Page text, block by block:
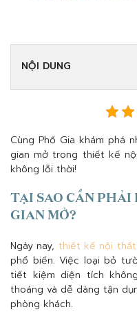
NỘI DUNG
Cùng Phố Gia khám phá
gian mở trong thiết kế
không lỗi thời!
TẠI SAO CẦN PHẢI
GIAN MỞ?
Ngày nay, thiết kế nội
phổ biến. Việc loại bỏ
tiết kiệm diện tích
thoáng và dễ dàng tận
phòng khách.